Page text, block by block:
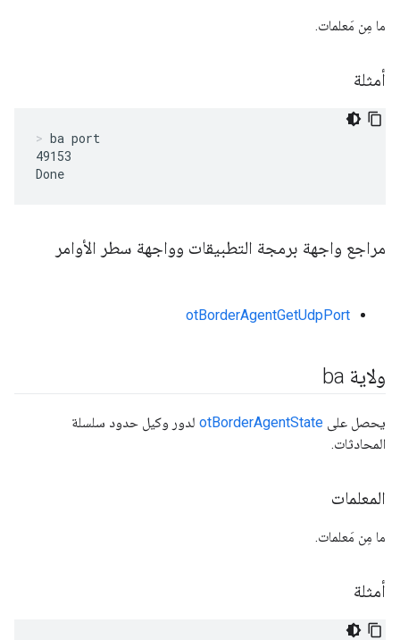
ما مِن مَعلمات.
أمثلة
ba port
49153
Done
مراجع واجهة برمجة التطبيقات وواجهة سطر الأوامر
otBorderAgentGetUdpPort
ولاية ba
يحصل على otBorderAgentState لدور وكيل حدود سلسلة
المحادثات.
المعلمات
ما مِن مَعلمات.
أمثلة